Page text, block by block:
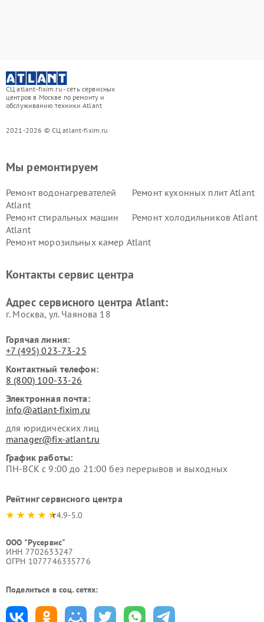
СЦ atlant-fixim.ru - сеть сервисных
центров в Москве по ремонту и
обслуживанию техники Atlant
2021-2026 © СЦ atlant-fixim.ru
Мы ремонтируем
Ремонт водонагревателей
Atlant
Ремонт кухонных плит Atlant
Ремонт стиральных машин
Atlant
Ремонт холодильников Atlant
Ремонт морозильных камер Atlant
Контакты сервис центра
Адрес сервисного центра Atlant:
г. Москва, ул. Чаянова 18
Горячая линия:
+7 (495) 023-73-25
Контактный телефон:
8 (800) 100-33-26
Электронная почта:
info@atlant-fixim.ru
для юридических лиц
manager@fix-atlant.ru
График работы:
ПН-ВСК с 9:00 до 21:00 без перерывов и выходных
Рейтинг сервисного центра
4.9-5.0
ООО "Русервис"
ИНН 7702633247
ОГРН 1077746335776
Поделиться в соц. сетях: